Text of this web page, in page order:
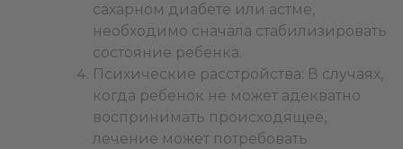
сахарном диабете или астме,
необходимо сначала стабилизировать
состояние ребенка.
Психические расстройства: В случаях,
когда ребенок не может адекватно
воспринимать происходящее,
лечение может потребовать